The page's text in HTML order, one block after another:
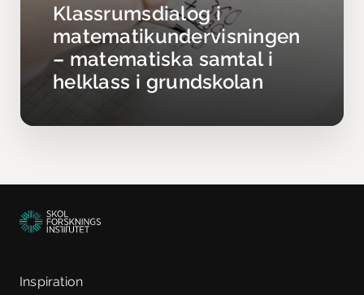
Klassrumsdialog i
matematikundervisningen
– matematiska samtal i
helklass i grundskolan
Inspiration